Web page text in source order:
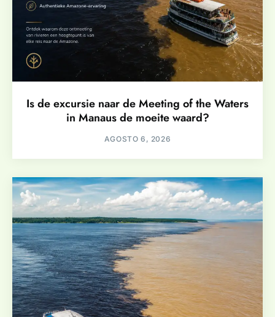
Is de excursie naar de Meeting of the Waters
in Manaus de moeite waard?
AGOSTO 6, 2026